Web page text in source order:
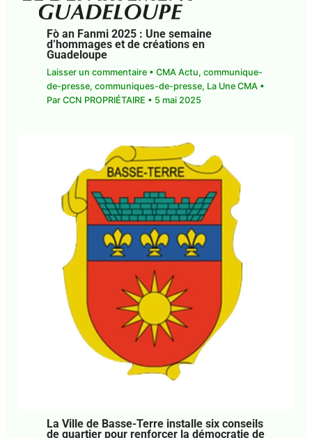
Fò an Fanmi 2025 : Une semaine
d’hommages et de créations en
Guadeloupe
Laisser un commentaire •CMA Actu,
presse, La Une CMA• Par CCN PROPRIÉTAIRE•5
mai 2025
conseils de quartier pour renforcer la
démocratie de proximité